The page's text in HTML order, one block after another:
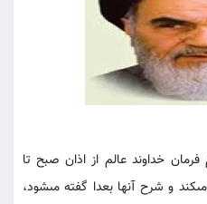
خداوند عالم از اذان صبح تا
و شرح آنها بعدا گفته مى‏شود،